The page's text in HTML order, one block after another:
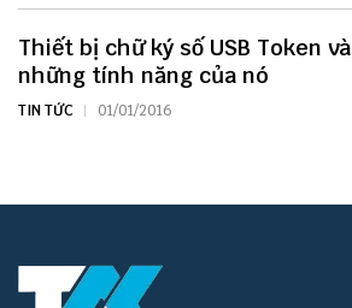
Thiết bị chữ ký số USB Token và
những tính năng của nó
TIN TỨC 01/01/2016